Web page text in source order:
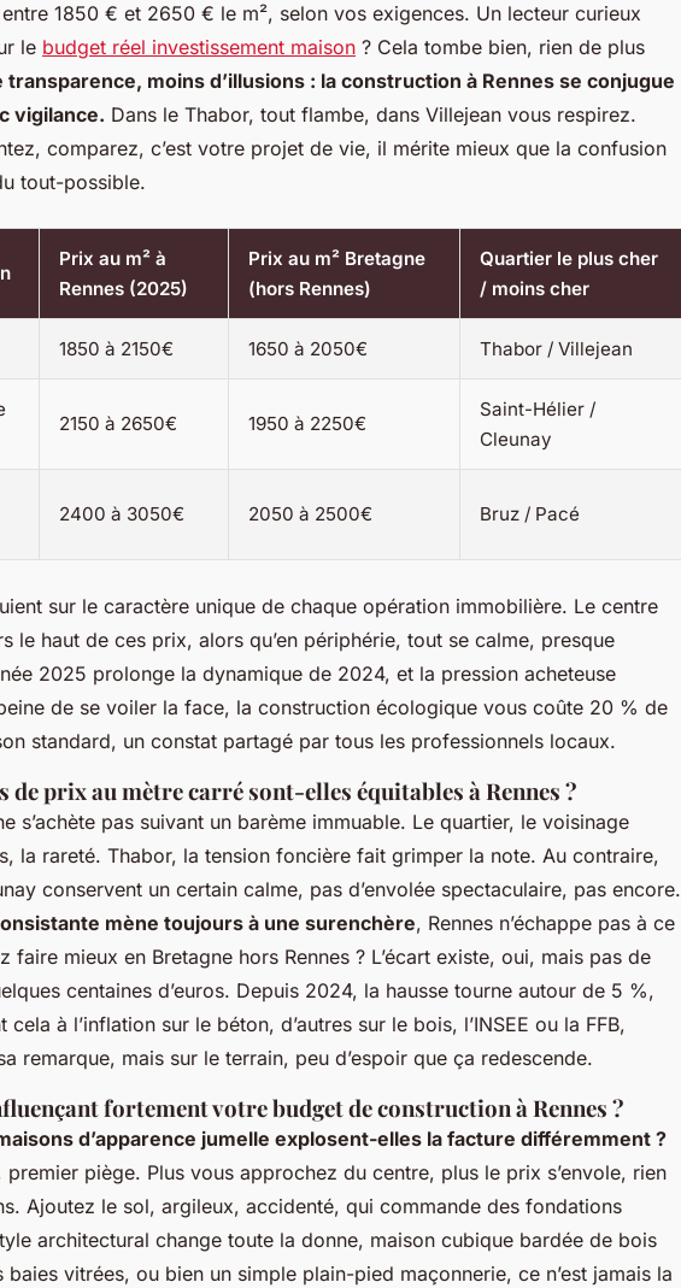
1850 € et 2650 € le m², selon vos exigences. Un lecteur curieux
le budget réel investissement maison ? Cela tombe bien, rien de plus
transparence, moins d’illusions : la construction à Rennes se conjugue
vigilance. Dans le Thabor, tout flambe, dans Villejean vous respirez.
comparez, c’est votre projet de vie, il mérite mieux que la confusion
tout-possible.
Prix au m² à
Rennes (2025)
Prix au m² Bretagne
(hors Rennes)
Quartier le plus cher
/ moins cher
1850 à 2150€ 1650 à 2050€ Thabor / Villejean
2150 à 2650€ 1950 à 2250€
Saint-Hélier /
Cleunay
2400 à 3050€ 2050 à 2500€ Bruz / Pacé
sur le caractère unique de chaque opération immobilière. Le centre
le haut de ces prix, alors qu’en périphérie, tout se calme, presque
2025 prolonge la dynamique de 2024, et la pression acheteuse
de se voiler la face, la construction écologique vous coûte 20 % de
standard, un constat partagé par tous les professionnels locaux.
de prix au mètre carré sont-elles équitables à Rennes ?
s’achète pas suivant un barème immuable. Le quartier, le voisinage
la rareté. Thabor, la tension foncière fait grimper la note. Au contraire,
conservent un certain calme, pas d’envolée spectaculaire, pas encore.
mène toujours à une surenchère, Rennes n’échappe pas à ce
faire mieux en Bretagne hors Rennes ? L’écart existe, oui, mais pas de
centaines d’euros. Depuis 2024, la hausse tourne autour de 5 %,
cela à l’inflation sur le béton, d’autres sur le bois, l’INSEE ou la FFB,
remarque, mais sur le terrain, peu d’espoir que ça redescende.
fortement votre budget de construction à Rennes ?
d’apparence jumelle explosent-elles la facture différemment ?
premier piège. Plus vous approchez du centre, plus le prix s’envole, rien
Ajoutez le sol, argileux, accidenté, qui commande des fondations
architectural change toute la donne, maison cubique bardée de bois
baies vitrées, ou bien un simple plain-pied maçonnerie, ce n’est jamais la